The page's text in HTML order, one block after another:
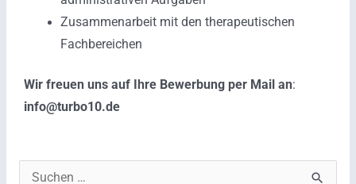
Zusammenarbeit mit den therapeutischen
Fachbereichen
Wir freuen uns auf Ihre Bewerbung per Mail an:
info@turbo10.de